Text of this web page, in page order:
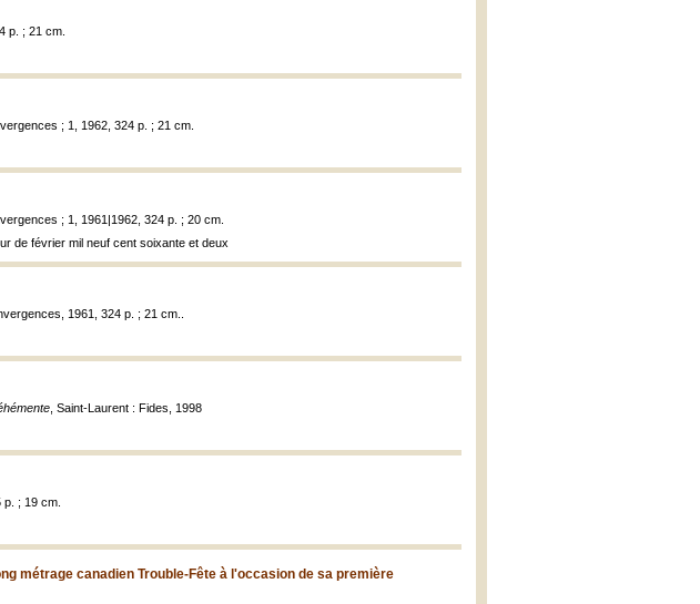
p. ; 21 cm.
; 1, 1962, 324 p. ; 21 cm.
; 1, 1961|1962, 324 p. ; 20 cm.
de février mil neuf cent soixante et deux
1961, 324 p. ; 21 cm..
, Saint-Laurent : Fides, 1998
; 19 cm.
métrage canadien Trouble-Fête à l'occasion de sa première